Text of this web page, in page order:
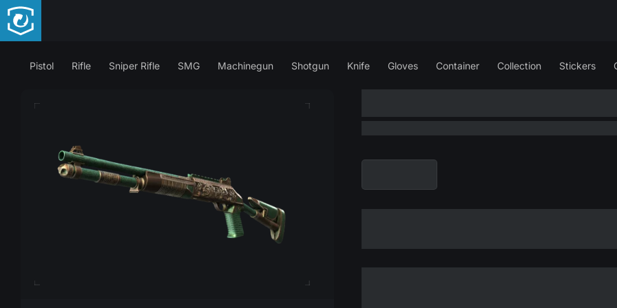
Pistol Rifle Sniper Rifle SMG Machinegun Shotgun Knife Gloves Container Collection Stickers